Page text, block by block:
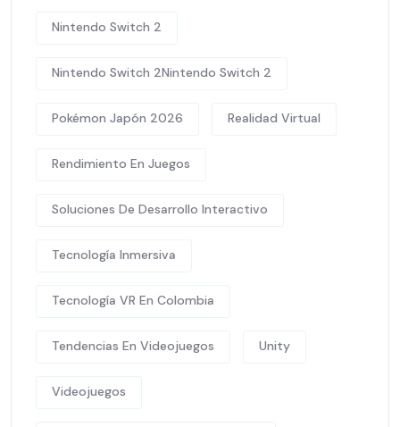
Nintendo Switch 2
Nintendo Switch 2Nintendo Switch 2
Pokémon Japón 2026 Realidad Virtual
Rendimiento En Juegos
Soluciones De Desarrollo Interactivo
Tecnología Inmersiva
Tecnología VR En Colombia
Tendencias En Videojuegos Unity
Videojuegos